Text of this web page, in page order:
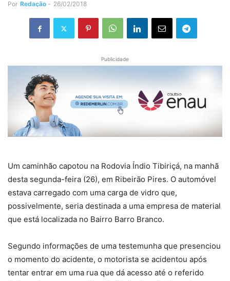
Por Redação - 26/02/2018
Publicidade
Um caminhão capotou na Rodovia Índio Tibiriçá, na manhã
desta segunda-feira (26), em Ribeirão Pires. O automóvel
estava carregado com uma carga de vidro que,
possivelmente, seria destinada a uma empresa de material
que está localizada no Bairro Barro Branco.
Segundo informações de uma testemunha que presenciou
o momento do acidente, o motorista se acidentou após
tentar entrar em uma rua que dá acesso até o referido